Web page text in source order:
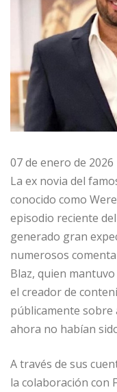
07 de enero de 2026
La ex novia del
conocido como
episodio reciente
generado gran
numerosos
Blaz, quien
el creador de
públicamente sobre
ahora no habían
A través de sus
la colaboración con